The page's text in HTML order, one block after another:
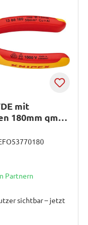
mit
180mm qmm
Partnern
sichtbar – jetzt